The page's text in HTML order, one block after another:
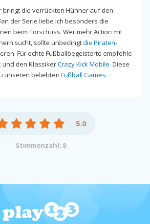
bringt die verrückten Hühner auf den
der Serie liebe ich besonders die
beim Torschuss. Wer mehr Action mit
sucht, sollte unbedingtdie Piraten-
Für echte Fußballbegeisterte empfehle
und den KlassikerCrazy Kick Mobile. Diese
unseren beliebten Fußball Games.
5.0
Stimmenzahl: 8